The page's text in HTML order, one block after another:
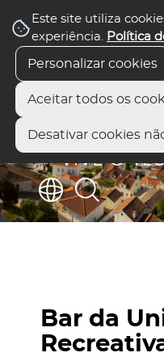
Este site utiliza
experiência. Política
Personalizar cookies
Aceitar todos os
Desativar cookies
Bar da